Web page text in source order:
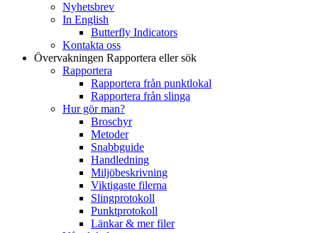
Nyhetsbrev
In English
Butterfly Indicators
Kontakta oss
Övervakningen Rapportera eller sök
Rapportera
Rapportera från punktlokal
Rapportera från slinga
Hur gör man?
Broschyr
Metoder
Snabbguide
Handledning
Miljöbeskrivning
Viktigaste filerna
Slingprotokoll
Punktprotokoll
Länkar & mer filer